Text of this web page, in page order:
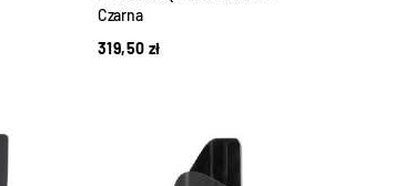
Czarna
319,50 zł